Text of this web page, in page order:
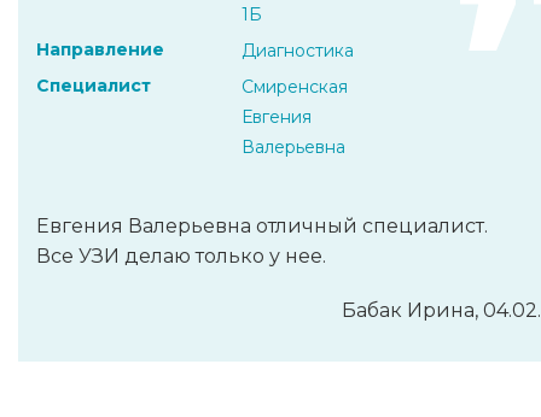
1Б
Направление
Диагностика
Специалист
Смиренская
Евгения
Валерьевна
Евгения Валерьевна отличный специалист.
Все УЗИ делаю только у нее.
Бабак Ирина,